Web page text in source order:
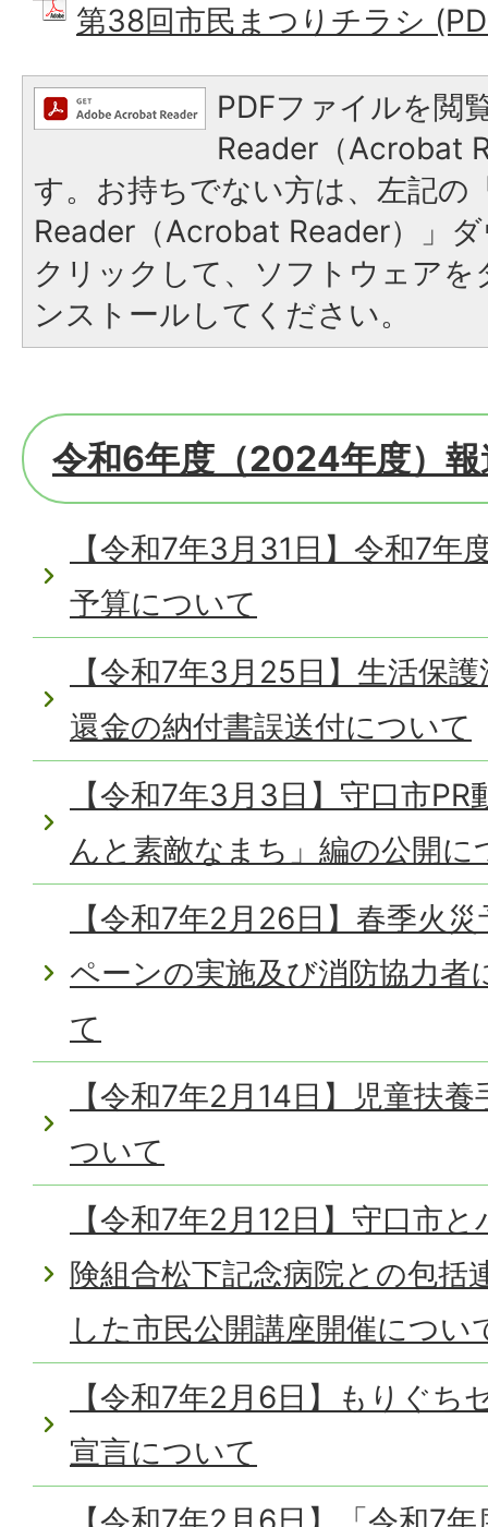
第38回市民まつりチラシ
PDFファイルを閲
Reader（Acrobat
す。お持ちでない方は、左記の
Reader（Acrobat Reader）」
クリックして、ソフトウェア
ンストールしてください。
令和6年度（2024年度）報
【令和7年3月31日】令和7年
予算について
【令和7年3月25日】生活保
還金の納付書誤送付について
【令和7年3月3日】守口市
んと素敵なまち」編の公開に
【令和7年2月26日】春季火
ペーンの実施及び消防協力者
て
【令和7年2月14日】児童扶
ついて
【令和7年2月12日】守口市
険組合松下記念病院との包括
した市民公開講座開催につい
【令和7年2月6日】もりぐち
宣言について